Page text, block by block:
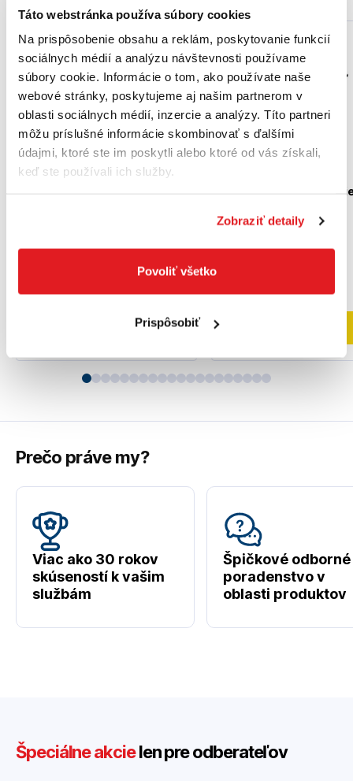
Táto webstránka používa súbory cookies
Na prispôsobenie obsahu a reklám, poskytovanie funkcií
sociálnych médií a analýzu návštevnosti používame
súbory cookie. Informácie o tom, ako používate naše
webové stránky, poskytujeme aj našim partnerom v
oblasti sociálnych médií, inzercie a analýzy. Títo partneri
môžu príslušné informácie skombinovať s ďalšími
údajmi, ktoré ste im poskytli alebo ktoré od vás získali,
keď ste používali ich služby.
Zobraziť detaily
Povoliť všetko
Prispôsobiť
FISKARS Hrniec Norden, 4
Do košíka
Akcia
Panvica na
1026574
52,60 €
Prečo práve my?
Viac ako 30 rokov
skúseností k vašim
službám
Špičkové odborné
poradenstvo v
oblasti produktov
Špeciálne akcielen pre odberateľov